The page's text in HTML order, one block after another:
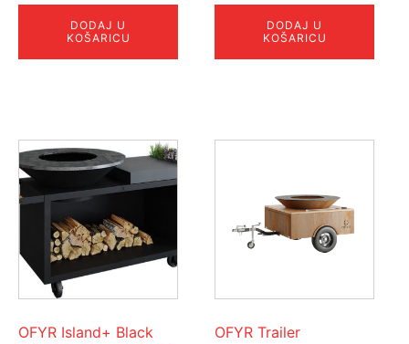
DODAJ U
KOŠARICU
DODAJ U
KOŠARICU
OFYR Island+ Black
OFYR Trailer